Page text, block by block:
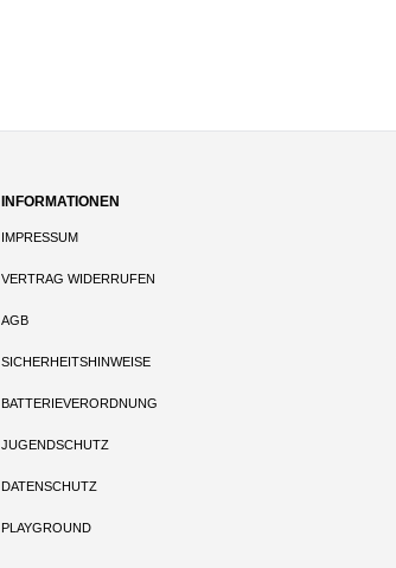
INFORMATIONEN
IMPRESSUM
VERTRAG WIDERRUFEN
AGB
SICHERHEITSHINWEISE
BATTERIEVERORDNUNG
JUGENDSCHUTZ
DATENSCHUTZ
PLAYGROUND